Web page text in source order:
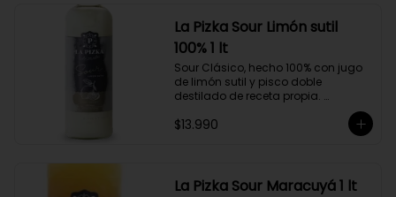
corazón del Valle del Elqui.
La Pizka Sour Limón sutil
100% 1 lt
Sour Clásico, hecho 100% con jugo
de limón sutil y pisco doble
destilado de receta propia.
Elaborado en el corazón del Valle
del Elqui, hecho a partir de uva
$13.990
La Pizka Sour Maracuyá 1 lt